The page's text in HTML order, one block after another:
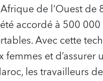
de l'Ouest de
accordé à 500
Avec cette
femmes et
les travailleurs